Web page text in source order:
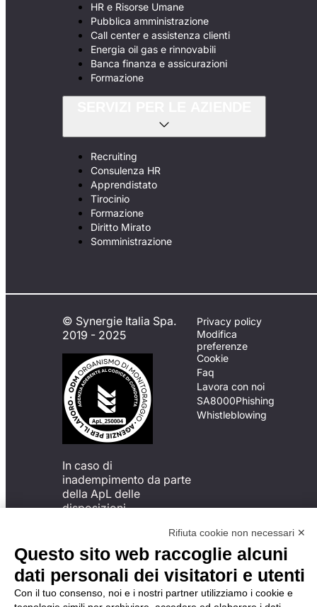
HR e Risorse Umane
Pubblica amministrazione
Call center e assistenza clienti
Energia oil gas e rinnovabili
Banca finanza e assicurazioni
Formazione
Recruiting
Consulenza HR
Apprendistato
Tirocinio
Formazione
Diritto Mirato
Somministrazione
© Synergie Italia Spa.
2019 - 2025
In caso di
inadempimento da parte
della ApL delle
disposizioni
possibile presentare un
reclamo
all’Organismo di
Monitoraggio utilizzando
una delle modalità
Privacy policy
Modifica
preferenze
Cookie
Faq
Lavora con noi
SA8000Phishing
Whistleblowing
Rifiuta cookie non necessari ✕
Questo sito web raccoglie alcuni
dati personali dei visitatori e utenti
Con il tuo consenso, noi e i nostri partner utilizziamo i cookie e